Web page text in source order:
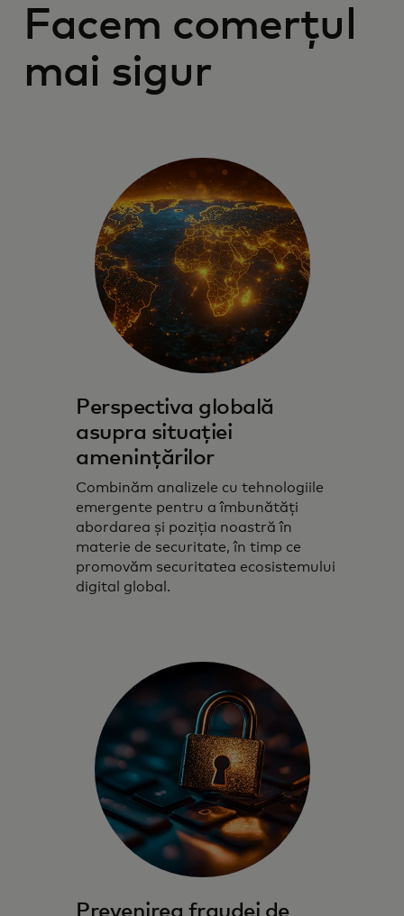
Facem comerțul
mai sigur
Perspectiva globală
asupra situației
amenințărilor
Combinăm analizele cu tehnologiile
emergente pentru a îmbunătăți
abordarea și poziția noastră în
materie de securitate, în timp ce
promovăm securitatea ecosistemului
digital global.